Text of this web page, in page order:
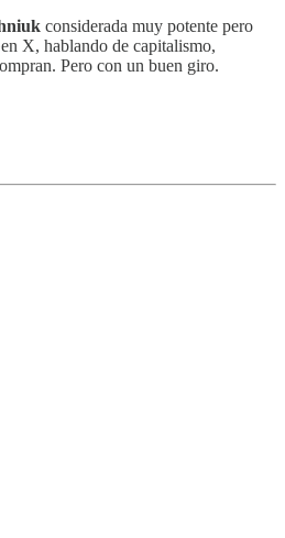
considerada muy potente pero
X, hablando de capitalismo,
Pero con un buen giro.